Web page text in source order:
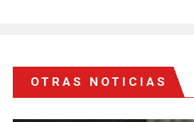
OTRAS NOTICIAS